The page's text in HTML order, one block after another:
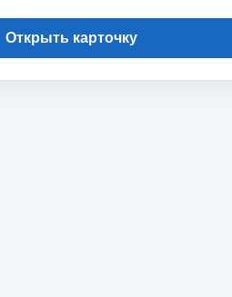
Открыть карточку